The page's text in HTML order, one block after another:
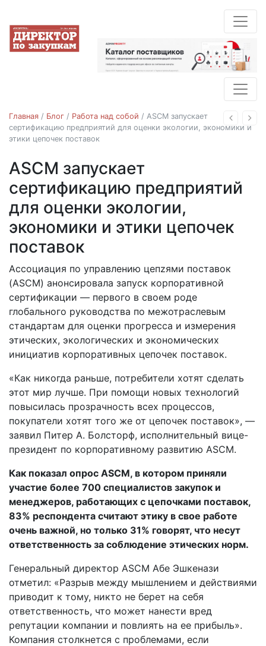
Назад
Главная / Блог / Работа над собой / ASCM запускает
сертификацию предприятий для оценки экологии, экономики и
этики цепочек поставок
Работа над собой
ASCM запускает
сертификацию предприятий
для оценки экологии,
экономики и этики цепочек
поставок
19.08.2019
Ассоциация по управлению цепzями поставок
(ASCM) анонсировала запуск корпоративной
сертификации — первого в своем роде
глобального руководства по межотраслевым
стандартам для оценки прогресса и измерения
этических, экологических и экономических
инициатив корпоративных цепочек поставок.
«Как никогда раньше, потребители хотят сделать
этот мир лучше. При помощи новых технологий
повысилась прозрачность всех процессов,
покупатели хотят того же от цепочек поставок», —
заявил Питер А. Болсторф, исполнительный вице-
президент по корпоративному развитию ASCM.
Как показал опрос ASCM, в котором приняли
участие более 700 специалистов закупок и
менеджеров, работающих с цепочками поставок,
83% респондента считают этику в свое работе
очень важной, но только 31% говорят, что несут
ответственность за соблюдение этических норм.
Генеральный директор ASCM Абе Эшкенази
отметил: «Разрыв между мышлением и действиями
приводит к тому, никто не берет на себя
ответственность, что может нанести вред
репутации компании и повлиять на ее прибыль».
Компания столкнется с проблемами, если